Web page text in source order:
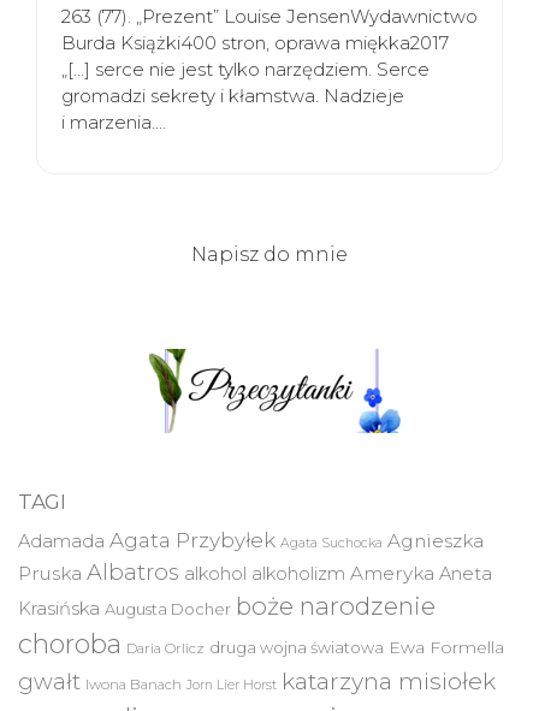
263 (77). „Prezent” Louise JensenWydawnictwo
Burda Książki400 stron, oprawa miękka2017
„[…] serce nie jest tylko narzędziem. Serce
gromadzi sekrety i kłamstwa. Nadzieje
i marzenia.…
Napisz do mnie
TAGI
Adamada Agata Przybyłek Agata Suchocka Agnieszka
Pruska Albatros alkohol alkoholizm Ameryka Aneta
Krasińska Augusta Docher boże narodzenie
choroba Daria Orlicz druga wojna światowa Ewa Formella
gwałt Iwona Banach Jorn Lier Horst katarzyna misiołek